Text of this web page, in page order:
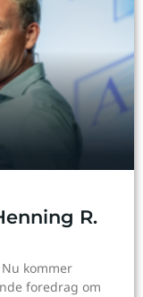
R.
kommer
foredrag om